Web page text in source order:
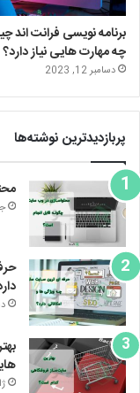
برنامه نویسی فرانت اند
چه مهارت هایی نیاز دارد؟
دسامبر 12, 2023
پربازدیدترین نوشته‌ها